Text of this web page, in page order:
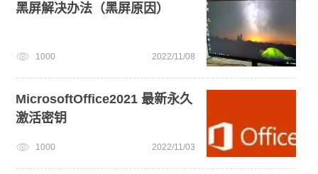
黑屏解决办法（黑屏原因）
1000 2022/11/08
MicrosoftOffice2021 最新永久
激活密钥
1000 2022/11/03